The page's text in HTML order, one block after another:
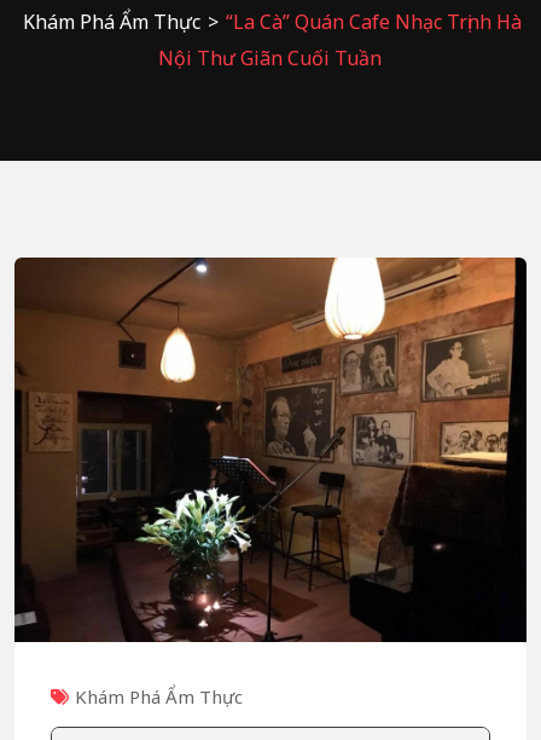
Khám Phá Ẩm Thực > “La Cà” Quán Cafe Nhạc Trịnh Hà
Nội Thư Giãn Cuối Tuần
Khám Phá Ẩm Thực